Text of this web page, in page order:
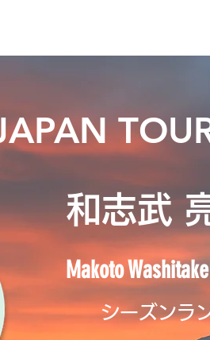
和志武
Makoto Washitake
シーズンラ